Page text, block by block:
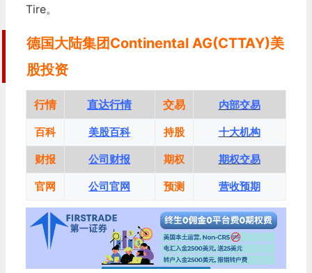
Tire。
德国大陆集团Continental AG(CTTAY)美
股投资
行情 直达行情 交易 内部交易
百科 美股百科 持股 十大机构
财报 公司财报 期权 期权交易
官网 公司官网 预测 营收预期